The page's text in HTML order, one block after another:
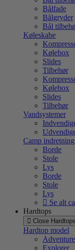
Bålfade
Bålgryder
Bål
Køleskabe
Kølebox
Slides
Tilbehør
Kølebox
Slides
Tilbehør
Vandsystemer
Camp indretning
Borde
Stole
Lys
Borde
Stole
Lys
Se alt
Hardtops
Close Hardtops
Hardtop model
Adventure
Explorer